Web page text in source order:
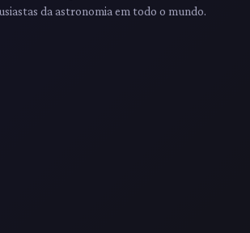
da astronomia em todo o mundo.